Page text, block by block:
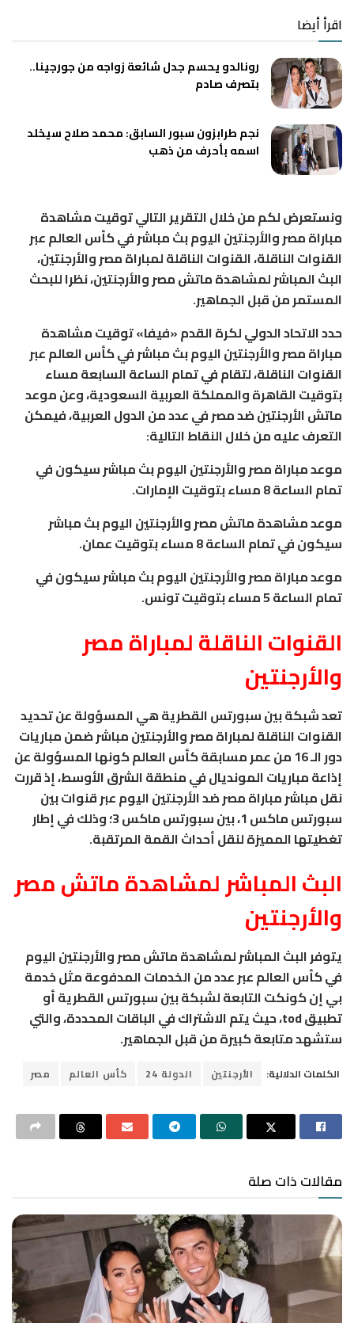
اقرأ أيضا
رونالدو يحسم جدل شائعة زواجه من جورجينا..
بتصرف صادم
نجم طرابزون سبور السابق: محمد صلاح سيخلد
اسمه بأحرف من ذهب
ونستعرض لكم من خلال التقرير التالي توقيت مشاهدة
مباراة مصر والأرجنتين اليوم بث مباشر في كأس العالم عبر
القنوات الناقلة، القنوات الناقلة لمباراة مصر والأرجنتين،
البث المباشر لمشاهدة ماتش مصر والأرجنتين، نظرا للبحث
المستمر من قبل الجماهير.
حدد الاتحاد الدولي لكرة القدم «فيفا» توقيت مشاهدة
مباراة مصر والأرجنتين اليوم بث مباشر في كأس العالم عبر
القنوات الناقلة، لتقام في تمام الساعة السابعة مساء
بتوقيت القاهرة والمملكة العربية السعودية، وعن موعد
ماتش الأرجنتين ضد مصر في عدد من الدول العربية، فيمكن
التعرف عليه من خلال النقاط التالية:
موعد مباراة مصر والأرجنتين اليوم بث مباشر سيكون في
تمام الساعة 8 مساء بتوقيت الإمارات.
موعد مشاهدة ماتش مصر والأرجنتين اليوم بث مباشر
سيكون في تمام الساعة 8 مساء بتوقيت عمان.
موعد مباراة مصر والأرجنتين اليوم بث مباشر سيكون في
تمام الساعة 5 مساء بتوقيت تونس.
القنوات الناقلة لمباراة مصر
والأرجنتين
تعد شبكة بين سبورتس القطرية هي المسؤولة عن تحديد
القنوات الناقلة لمباراة مصر والأرجنتين مباشر ضمن مباريات
دور الـ 16 من عمر مسابقة كأس العالم كونها المسؤولة عن
إذاعة مباريات المونديال في منطقة الشرق الأوسط، إذ قررت
نقل مباشر مباراة مصر ضد الأرجنتين اليوم عبر قنوات بين
سبورتس ماكس 1، بين سبورتس ماكس 3؛ وذلك في إطار
تغطيتها المميزة لنقل أحداث القمة المرتقبة.
البث المباشر لمشاهدة ماتش مصر
والأرجنتين
يتوفر البث المباشر لمشاهدة ماتش مصر والأرجنتين اليوم
في كأس العالم عبر عدد من الخدمات المدفوعة مثل خدمة
بي إن كونكت التابعة لشبكة بين سبورتس القطرية أو
تطبيق tod، حيث يتم الاشتراك في الباقات المحددة، والتي
ستشهد متابعة كبيرة من قبل الجماهير.
الكلمات الدلالية: الأرجنتين الدولة 24 كأس العالم مصر
مقالات ذات صلة